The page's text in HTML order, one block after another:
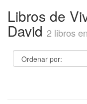
Libros de
David 2 libros